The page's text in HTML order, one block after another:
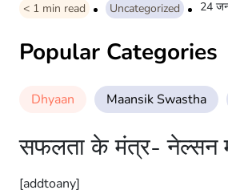
< 1 min read Uncategorized 24
Popular Categories
Dhyaan Maansik Swastha
सफलता के मंत्र- नेल्सन
[addtoany]